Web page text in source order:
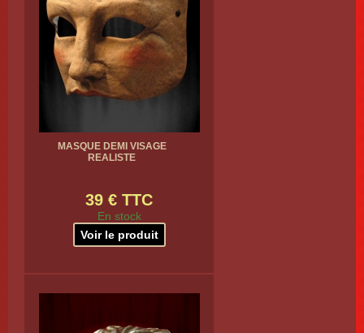
MASQUE DEMI VISAGE
REALISTE
39 € TTC
En stock
Voir le produit